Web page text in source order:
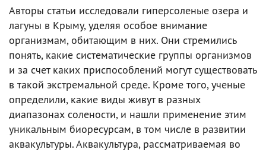
Авторы статьи исследовали гиперсоленые озера и
лагуны в Крыму, уделяя особое внимание
организмам, обитающим в них. Они стремились
понять, какие систематические группы организмов
и за счет каких приспособлений могут существовать
в такой экстремальной среде. Кроме того, ученые
определили, какие виды живут в разных
диапазонах солености, и нашли применение этим
уникальным биоресурсам, в том числе в развитии
аквакультуры. Аквакультура, рассматриваемая во